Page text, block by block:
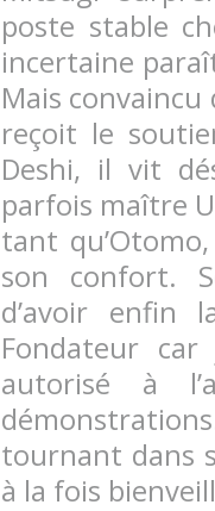
poste stable
incertaine
Mais
reçoit le
Deshi, il vit
parfois maître
tant
son confort.
d’avoir enfin
Fondateur car
autorisé à
tournant dans
à la fois